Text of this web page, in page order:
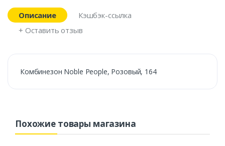
Описание
Кэшбэк-ссылка
+ Оставить отзыв
Комбинезон Noble People, Розовый, 164
Похожие товары магазина